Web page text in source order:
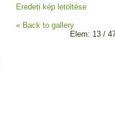
Eredeti kép letöltése
« Back to gallery
Elem: 13 /